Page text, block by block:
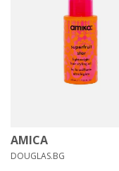
AMICA
DOUGLAS.BG